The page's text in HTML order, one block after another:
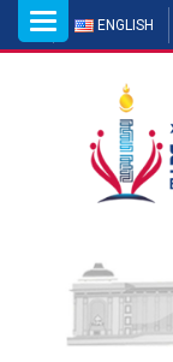
ENGLISH
Toggle
navigation